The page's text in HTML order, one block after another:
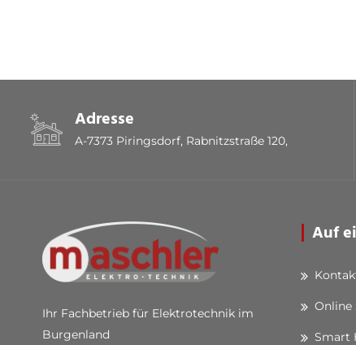
Adresse
A-7373 Piringsdorf, Rabnitzstraße 120,
Ihr Fachbetrieb für Elektrotechnik im
Burgenland
Auf
Online
Smart